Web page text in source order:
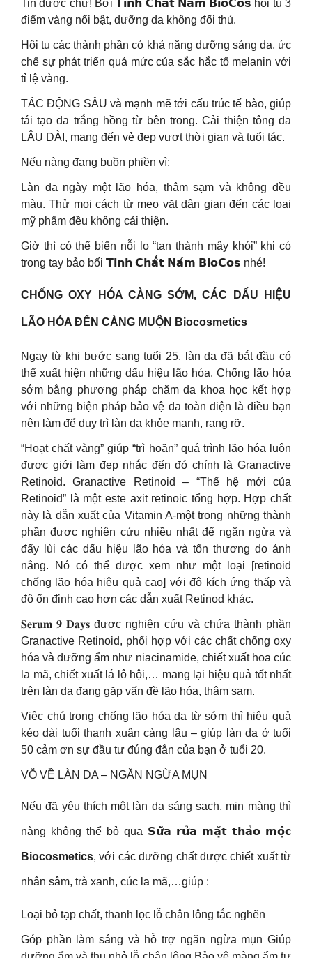
Tin được chứ! Bởi 𝗧𝗶𝗻𝗵 𝗖𝗵𝗮̂́𝘁 𝗡𝗮́𝗺 𝗕𝗶𝗼𝗖𝗼𝘀 hội tụ 3
điểm vàng nổi bật, dưỡng da không đối thủ.
Hội tụ các thành phần có khả năng dưỡng sáng da, ức
chế sự phát triển quá mức của sắc hắc tố melanin với
tỉ lệ vàng.
TÁC ĐỘNG SÂU và mạnh mẽ tới cấu trúc tế bào, giúp
tái tạo da trắng hồng từ bên trong. Cải thiện tông da
LÂU DÀI, mang đến vẻ đẹp vượt thời gian và tuổi tác.
Nếu nàng đang buồn phiền vì:
Làn da ngày một lão hóa, thâm sạm và không đều
màu. Thử mọi cách từ mẹo vặt dân gian đến các loại
mỹ phẩm đều không cải thiện.
Giờ thì có thể biến nỗi lo “tan thành mây khói” khi có
trong tay bảo bối 𝗧𝗶𝗻𝗵 𝗖𝗵𝗮̂́𝘁 𝗡𝗮́𝗺 𝗕𝗶𝗼𝗖𝗼𝘀 nhé!
CHỐNG OXY HÓA CÀNG SỚM, CÁC DẤU HIỆU
LÃO HÓA ĐẾN CÀNG MUỘN Biocosmetics
Ngay từ khi bước sang tuổi 25, làn da đã bắt đầu có
thể xuất hiện những dấu hiệu lão hóa. Chống lão hóa
sớm bằng phương pháp chăm da khoa học kết hợp
với những biện pháp bảo vệ da toàn diện là điều bạn
nên làm để duy trì làn da khỏe mạnh, rạng rỡ.
“Hoạt chất vàng” giúp “trì hoãn” quá trình lão hóa luôn
được giới làm đẹp nhắc đến đó chính là Granactive
Retinoid. Granactive Retinoid – “Thế hệ mới của
Retinoid” là một este axit retinoic tổng hợp. Hợp chất
này là dẫn xuất của Vitamin A-một trong những thành
phần được nghiên cứu nhiều nhất để ngăn ngừa và
đẩy lùi các dấu hiệu lão hóa và tổn thương do ánh
nắng. Nó có thể được xem như một loại [retinoid
chống lão hóa hiệu quả cao] với độ kích ứng thấp và
độ ổn định cao hơn các dẫn xuất Retinod khác.
𝐒𝐞𝐫𝐮𝐦 𝟗 𝐃𝐚𝐲𝐬 được nghiên cứu và chứa thành phần
Granactive Retinoid, phối hợp với các chất chống oxy
hóa và dưỡng ẩm như niacinamide, chiết xuất hoa cúc
la mã, chiết xuất lá lô hội,… mang lại hiệu quả tốt nhất
trên làn da đang gặp vấn đề lão hóa, thâm sạm.
Việc chú trọng chống lão hóa da từ sớm thì hiệu quả
kéo dài tuổi thanh xuân càng lâu – giúp làn da ở tuổi
50 cảm ơn sự đầu tư đúng đắn của bạn ở tuổi 20.
VỖ VỀ LÀN DA – NGĂN NGỪA MỤN
Nếu đã yêu thích một làn da sáng sạch, mịn màng thì
nàng không thể bỏ qua 𝗦𝘂̛̃𝗮 𝗿𝘂̛̉𝗮 𝗺𝗮̣̆𝘁 𝘁𝗵𝗮̉𝗼 𝗺𝗼̣̂𝗰
Biocosmetics, với các dưỡng chất được chiết xuất từ
nhân sâm, trà xanh, cúc la mã,…giúp :
Loại bỏ tạp chất, thanh lọc lỗ chân lông tắc nghẽn
Góp phần làm sáng và hỗ trợ ngăn ngừa mụn Giúp